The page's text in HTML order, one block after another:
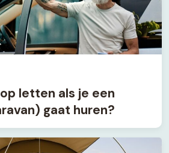
letten als je een
gaat huren?